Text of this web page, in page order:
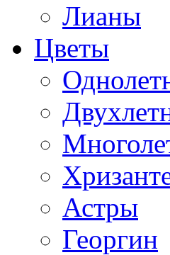
Лианы
Цветы
Астры
Георгин